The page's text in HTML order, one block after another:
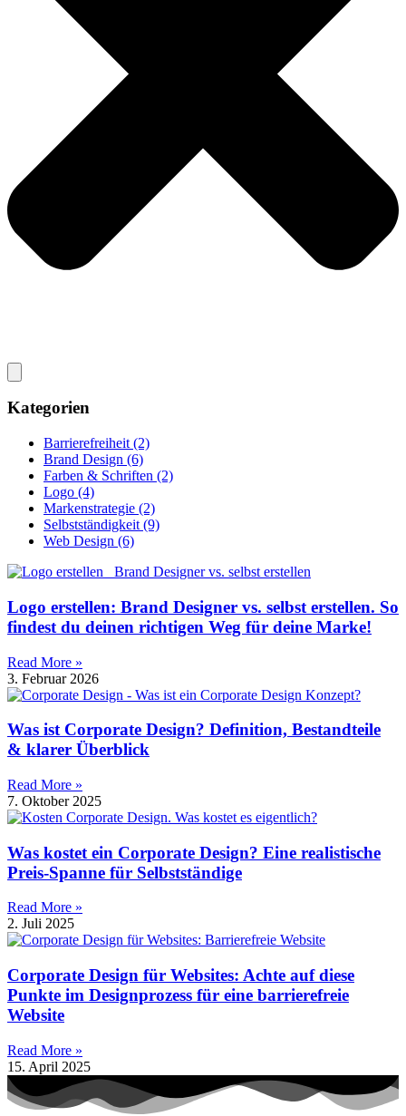
Kategorien
Barrierefreiheit (2)
Brand Design (6)
Farben & Schriften (2)
Logo (4)
Markenstrategie (2)
Selbstständigkeit (9)
Web Design (6)
Logo erstellen: Brand Designer vs. selbst erstellen. So
findest du deinen richtigen Weg für deine Marke!
Read More »
3. Februar 2026
Was ist Corporate Design? Definition, Bestandteile
& klarer Überblick
Read More »
7. Oktober 2025
Was kostet ein Corporate Design? Eine realistische
Preis-Spanne für Selbstständige
Read More »
2. Juli 2025
Corporate Design für Websites: Achte auf diese
Punkte im Designprozess für eine barrierefreie
Website
Read More »
15. April 2025